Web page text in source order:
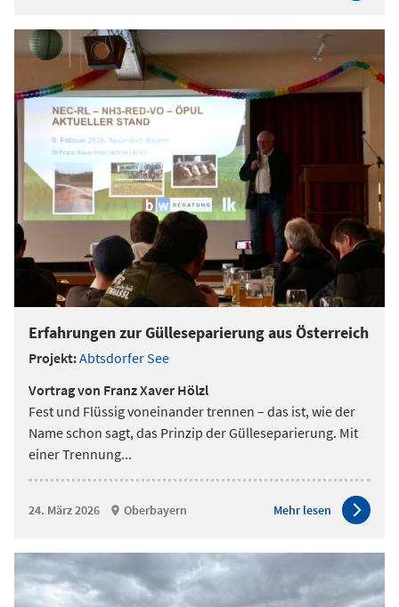
Erfahrungen zur Gülleseparierung aus Österreich
Projekt:Abtsdorfer See
Vortrag von Franz Xaver Hölzl
Fest und Flüssig voneinander trennen – das ist, wie der
Name schon sagt, das Prinzip der Gülleseparierung. Mit
einer Trennung...
24. März 2026 Oberbayern Mehr lesen